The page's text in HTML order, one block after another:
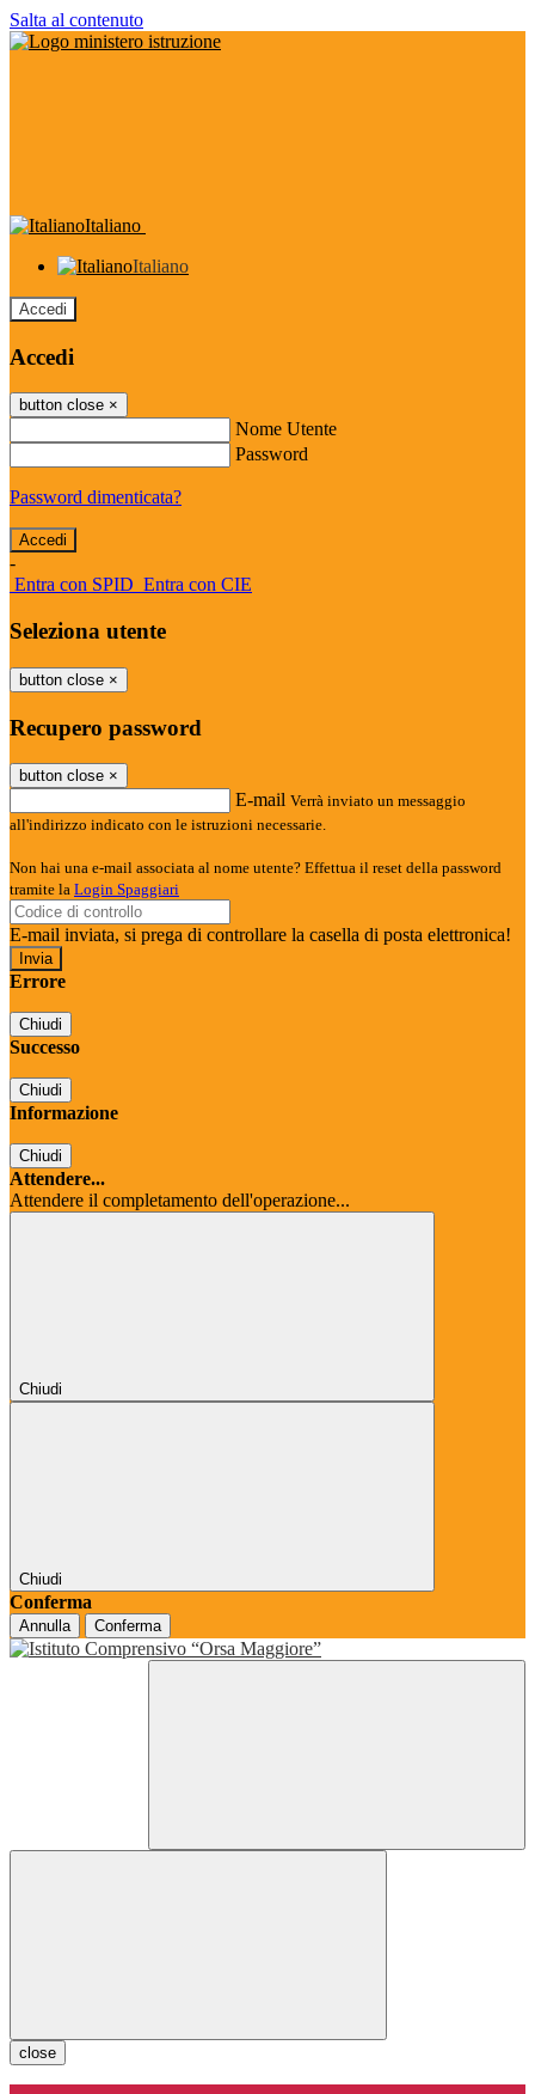
Salta al contenuto
Italiano
Italiano
Accedi
Accedi
button close ×
Nome Utente
Password
Password dimenticata?
-
Entra con SPID Entra con CIE
Seleziona utente
button close ×
Recupero password
button close ×
E-mail Verrà inviato un messaggio
all'indirizzo indicato con le istruzioni necessarie.
Non hai una e-mail associata al nome utente? Effettua il reset della password
tramite la Login Spaggiari
E-mail inviata, si prega di controllare la casella di posta elettronica!
Errore
Chiudi
Successo
Chiudi
Informazione
Chiudi
Attendere...
Attendere il completamento dell'operazione...
Chiudi
Chiudi
Conferma
Annulla Conferma
close